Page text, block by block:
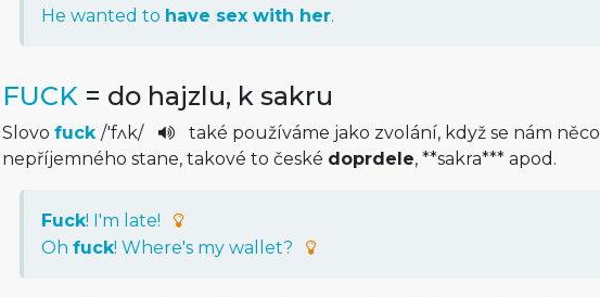
He wanted to have sex with her.
FUCK= do hajzlu, k sakru
Slovo fuck /'fʌk/
také používáme jako zvolání, když se nám něco
nepříjemného stane, takové to české doprdele, **sakra*** apod.
Fuck! I'm late!
Oh fuck! Where's my wallet?